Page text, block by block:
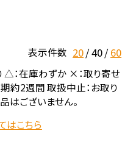
表示件数 20 40 60
△：在庫わずか ×：取り寄せ
約2週間 取扱中止：お取り
はございません。
はこちら